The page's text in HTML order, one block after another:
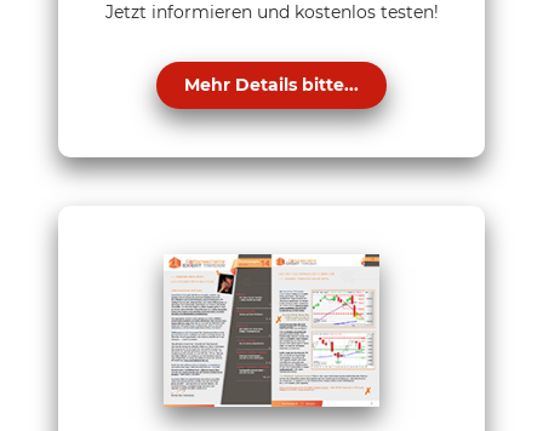
Jetzt informieren und kostenlos testen!
Mehr Details bitte...